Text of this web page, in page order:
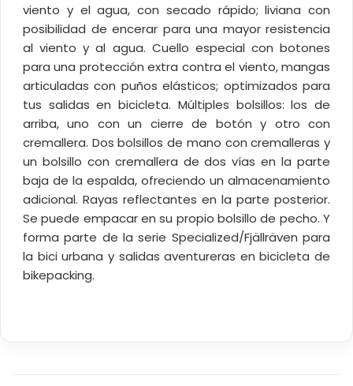
viento y el agua, con secado rápido; liviana con
posibilidad de encerar para una mayor resistencia
al viento y al agua. Cuello especial con botones
para una protección extra contra el viento, mangas
articuladas con puños elásticos; optimizados para
tus salidas en bicicleta. Múltiples bolsillos: los de
arriba, uno con un cierre de botón y otro con
cremallera. Dos bolsillos de mano con cremalleras y
un bolsillo con cremallera de dos vías en la parte
baja de la espalda, ofreciendo un almacenamiento
adicional. Rayas reflectantes en la parte posterior.
Se puede empacar en su propio bolsillo de pecho. Y
forma parte de la serie Specialized/Fjällräven para
la bici urbana y salidas aventureras en bicicleta de
bikepacking.